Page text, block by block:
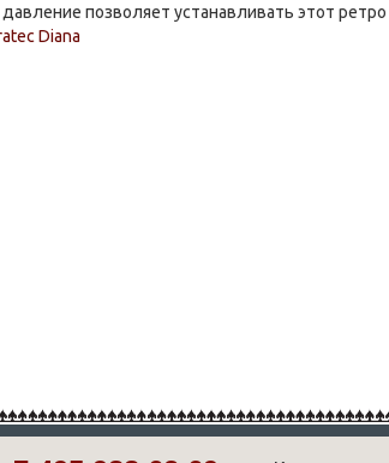
давление позволяет устанавливать этот
Diana